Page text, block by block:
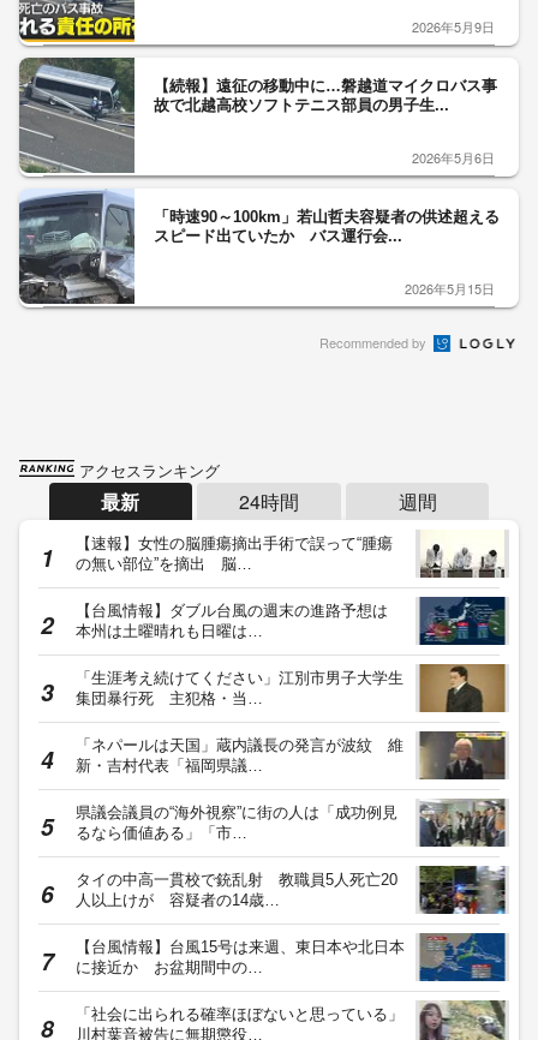
2026年5月9日
【続報】遠征の移動中に…磐越道マイクロバス事
故で北越高校ソフトテニス部員の男子生...
2026年5月6日
「時速90～100km」若山哲夫容疑者の供述超える
スピード出ていたか バス運行会...
2026年5月15日
Recommended by
アクセスランキング
最新 24時間 週間
【速報】女性の脳腫瘍摘出手術で誤って“腫瘍
の無い部位”を摘出 脳…
【台風情報】ダブル台風の週末の進路予想は
本州は土曜晴れも日曜は…
「生涯考え続けてください」江別市男子大学生
集団暴行死 主犯格・当…
「ネパールは天国」蔵内議長の発言が波紋 維
新・吉村代表「福岡県議…
県議会議員の“海外視察”に街の人は「成功例見
るなら価値ある」「市…
タイの中高一貫校で銃乱射 教職員5人死亡20
人以上けが 容疑者の14歳…
【台風情報】台風15号は来週、東日本や北日本
に接近か お盆期間中の…
「社会に出られる確率ほぼないと思っている」
川村葉音被告に無期懲役…